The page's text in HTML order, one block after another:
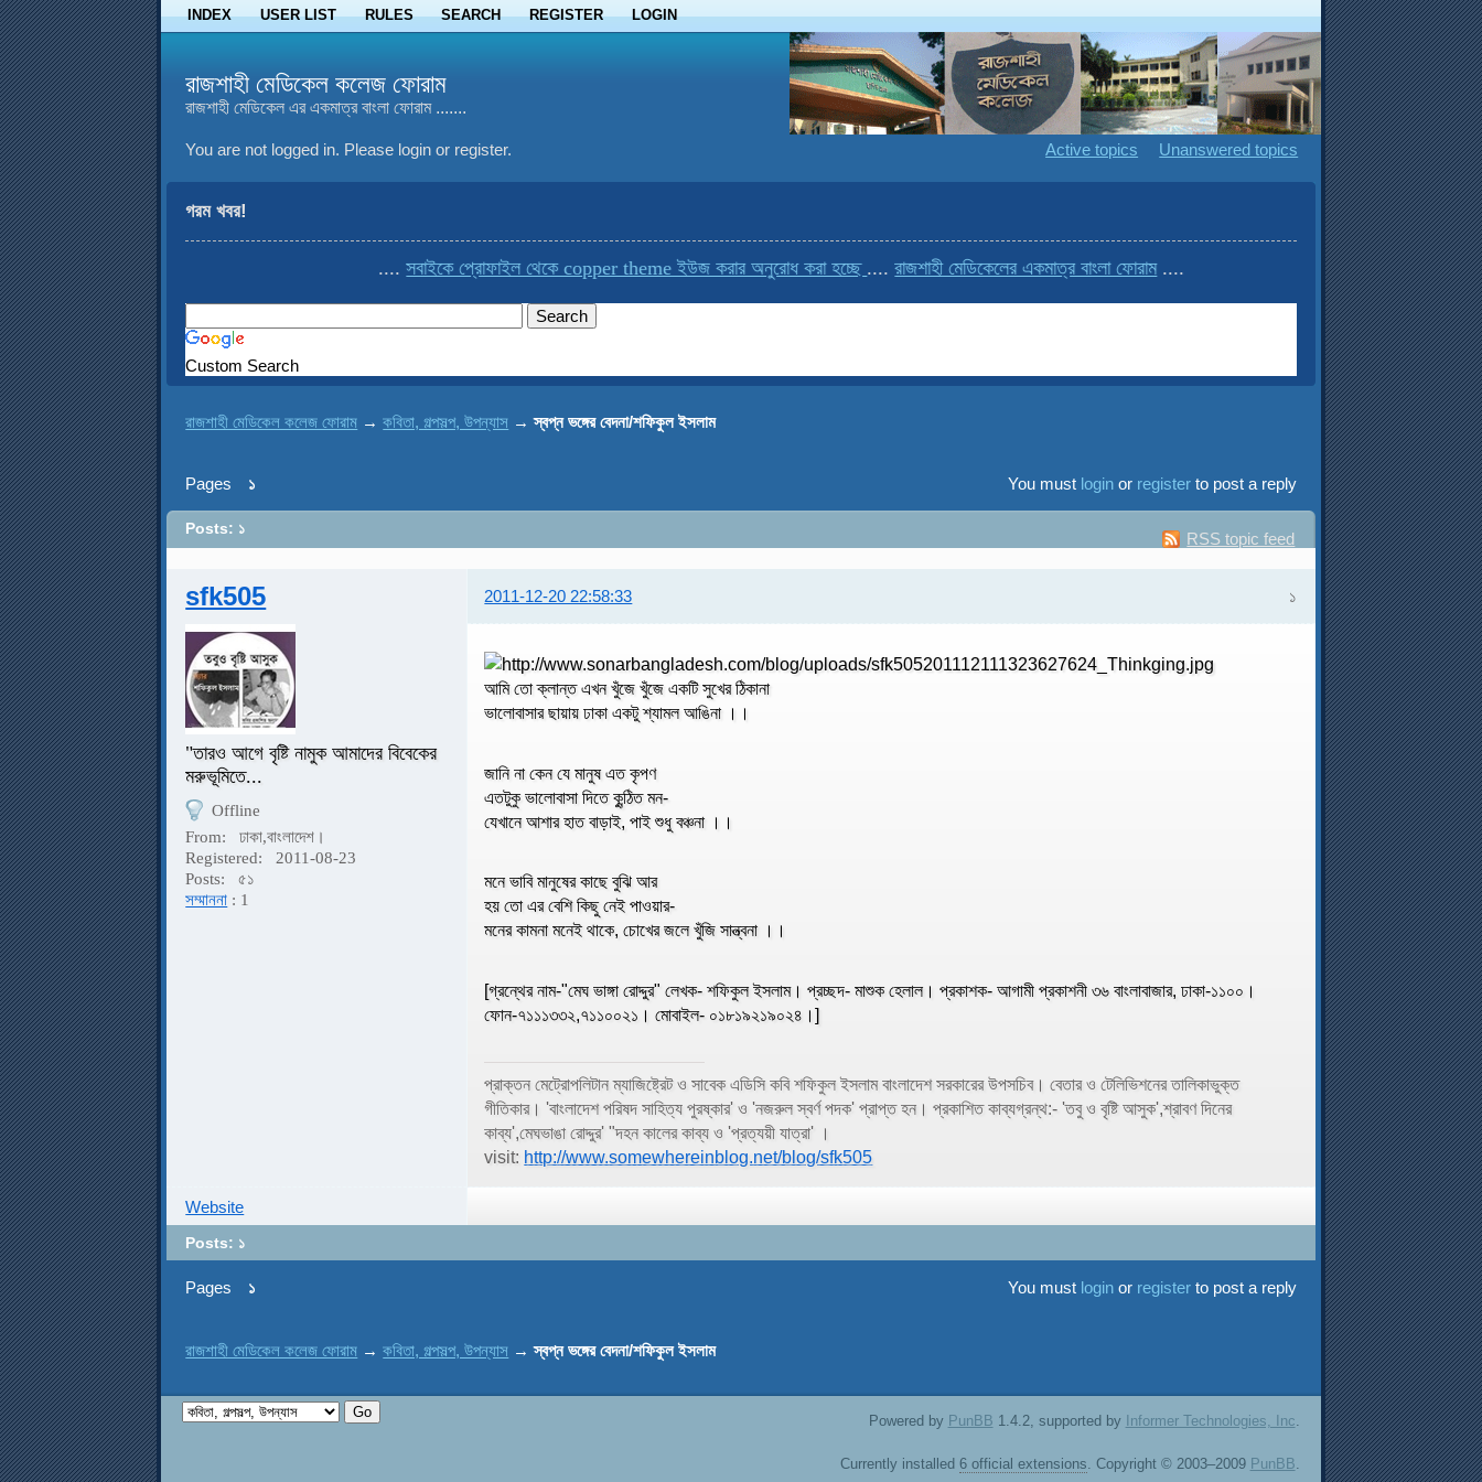
INDEX USER LIST RULES SEARCH REGISTER LOGIN
রাজশাহী মেডিকেল কলেজ ফোরাম
রাজশাহী মেডিকেল এর একমাত্র বাংলা ফোরাম .......
You are not logged in. Please login or register. Active topics Unanswered topics
গরম খবর!
....সবাইকে প্রোফাইল থেকে copper theme ইউজ করার অনুরোধ করা হচ্ছে....রাজশাহী মেডিকেলের একমাত্র বাংলা ফোরাম....
Custom Search
রাজশাহী মেডিকেল কলেজ ফোরাম →কবিতা, গল্পসল্প, উপন্যাস →স্বপ্ন ভঙ্গের বেদনা/শফিকুল ইসলাম
Pages ১ You must loginor registerto post a reply
RSS topic feed
Posts: ১
১
sfk505 2011-12-20 22:58:33
"তারও আগে বৃষ্টি নামুক আমাদের বিবেকের
মরুভূমিতে...
Offline
From:
ঢাকা,বাংলাদেশ।
Registered:
2011-08-23
Posts:
৫১
সম্মাননা : 1
আমি তো ক্লান্ত এখন খুঁজে খুঁজে একটি সুখের ঠিকানা
ভালোবাসার ছায়ায় ঢাকা একটু শ্যামল আঙিনা ।।
জানি না কেন যে মানুষ এত কৃপণ
এতটুকু ভালোবাসা দিতে কুন্ঠিত মন-
যেখানে আশার হাত বাড়াই, পাই শুধু বঞ্চনা ।।
মনে ভাবি মানুষের কাছে বুঝি আর
হয় তো এর বেশি কিছু নেই পাওয়ার-
মনের কামনা মনেই থাকে, চোখের জলে খুঁজি সান্ত্বনা ।।
[গ্রন্থের নাম-"মেঘ ভাঙ্গা রোদ্দুর" লেখক- শফিকুল ইসলাম। প্রচ্ছদ- মাশুক হেলাল। প্রকাশক- আগামী প্রকাশনী ৩৬ বাংলাবাজার, ঢাকা-১১০০।
ফোন-৭১১১৩৩২,৭১১০০২১। মোবাইল- ০১৮১৯২১৯০২৪।]
প্রাক্তন মেট্রোপলিটান ম্যাজিষ্ট্রেট ও সাবেক এডিসি কবি শফিকুল ইসলাম বাংলাদেশ সরকারের উপসচিব। বেতার ও টেলিভিশনের তালিকাভুক্ত
গীতিকার। 'বাংলাদেশ পরিষদ সাহিত্য পুরষ্কার' ও 'নজরুল স্বর্ণ পদক' প্রাপ্ত হন। প্রকাশিত কাব্যগ্রন্থ:- 'তবু ও বৃষ্টি আসুক',শ্রাবণ দিনের
কাব্য',মেঘভাঙা রোদ্দুর' "দহন কালের কাব্য ও 'প্রত্যয়ী যাত্রা' ।
visit: http://www.somewhereinblog.net/blog/sfk505
Website
Posts: ১
Pages ১ You must loginor registerto post a reply
রাজশাহী মেডিকেল কলেজ ফোরাম →কবিতা, গল্পসল্প, উপন্যাস →স্বপ্ন ভঙ্গের বেদনা/শফিকুল ইসলাম
Powered by PunBB 1.4.2, supported by Informer Technologies, Inc.
Currently installed 6 official extensions . Copyright © 2003–2009 PunBB